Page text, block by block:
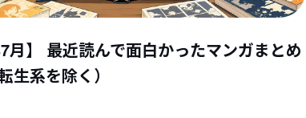
7月】 最近読んで面白かったマンガまとめ
生系を除く）